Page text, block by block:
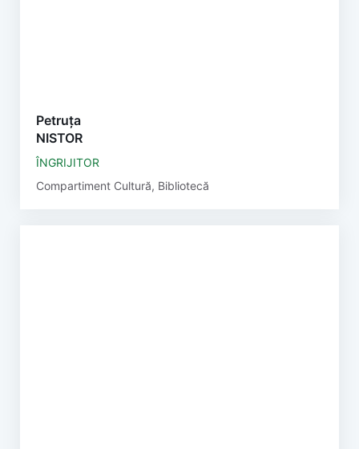
Petruța
NISTOR
ÎNGRIJITOR
Compartiment Cultură, Bibliotecă